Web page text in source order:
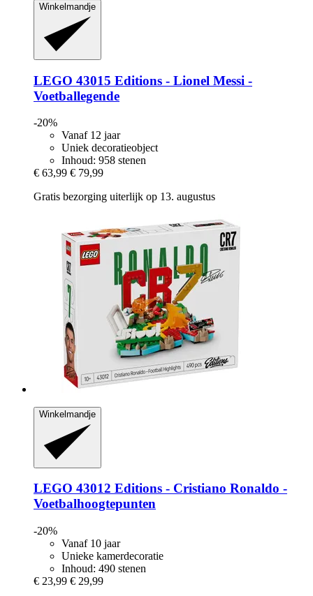
Winkelmandje
LEGO 43015 Editions -​ Lionel Messi -​
Voetballegende
-20%
Vanaf 12 jaar
Uniek decoratieobject
Inhoud: 958 stenen
€ 63,99 € 79,99
Gratis bezorging uiterlijk op 13. augustus
Winkelmandje
LEGO 43012 Editions -​ Cristiano Ronaldo -​
Voetbalhoogtepunten
-20%
Vanaf 10 jaar
Unieke kamerdecoratie
Inhoud: 490 stenen
€ 23,99 € 29,99